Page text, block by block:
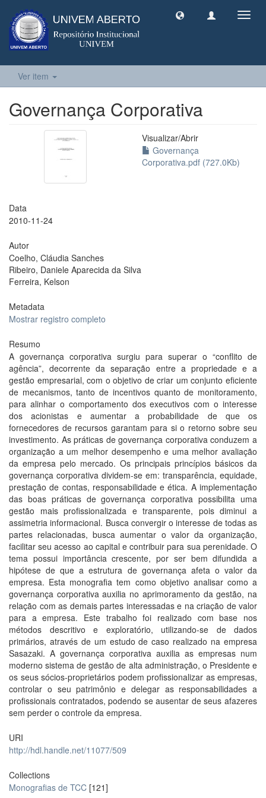
Ver item
Governança Corporativa
Visualizar/Abrir
Governança
Corporativa.pdf (727.0Kb)
Data
2010-11-24
Autor
Coelho, Cláudia Sanches
Ribeiro, Daniele Aparecida da Silva
Ferreira, Kelson
Metadata
Mostrar registro completo
Resumo
A governança corporativa surgiu para superar o “conflito de
agência”, decorrente da separação entre a propriedade e a
gestão empresarial, com o objetivo de criar um conjunto eficiente
de mecanismos, tanto de incentivos quanto de monitoramento,
para alinhar o comportamento dos executivos com o interesse
dos acionistas e aumentar a probabilidade de que os
fornecedores de recursos garantam para si o retorno sobre seu
investimento. As práticas de governança corporativa conduzem a
organização a um melhor desempenho e uma melhor avaliação
da empresa pelo mercado. Os principais princípios básicos da
governança corporativa dividem-se em: transparência, equidade,
prestação de contas, responsabilidade e ética. A implementação
das boas práticas de governança corporativa possibilita uma
gestão mais profissionalizada e transparente, pois diminui a
assimetria informacional. Busca convergir o interesse de todas as
partes relacionadas, busca aumentar o valor da organização,
facilitar seu acesso ao capital e contribuir para sua perenidade. O
tema possui importância crescente, por ser bem difundida a
hipótese de que a estrutura de governança afeta o valor da
empresa. Esta monografia tem como objetivo analisar como a
governança corporativa auxilia no aprimoramento da gestão, na
relação com as demais partes interessadas e na criação de valor
para a empresa. Este trabalho foi realizado com base nos
métodos descritivo e exploratório, utilizando-se de dados
primários, através de um estudo de caso realizado na empresa
Sasazaki. A governança corporativa auxilia as empresas num
moderno sistema de gestão de alta administração, o Presidente e
os seus sócios-proprietários podem profissionalizar as empresas,
controlar o seu patrimônio e delegar as responsabilidades a
profissionais contratados, podendo se ausentar de seus afazeres
sem perder o controle da empresa.
URI
http://hdl.handle.net/11077/509
Collections
Monografias de TCC [121]